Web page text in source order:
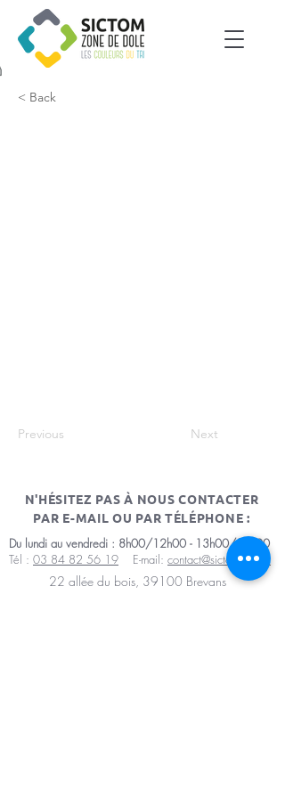
< Back
Previous Next
N'HÉSITEZ PAS À NOUS CONTACTER
PAR E-MAIL OU PAR TÉLÉPHONE :
Du lundi au vendredi : 8h00/12h00 - 13h00/17h00
Tél : 03 84 82 56 19 E-mail: contact@sictomdole.fr
22 allée du bois, 39100 Brevans